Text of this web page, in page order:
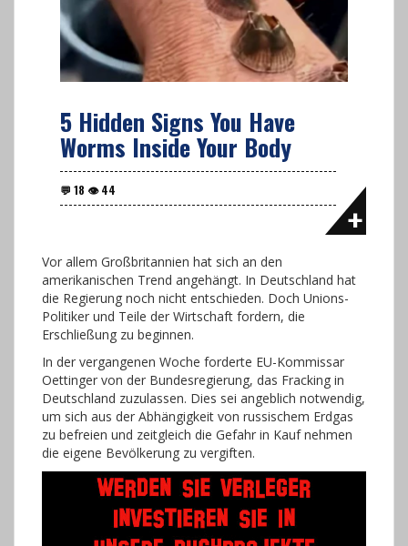
5 Hidden Signs You Have
Worms Inside Your Body
Vor allem Großbritannien hat sich an den
amerikanischen Trend angehängt. In Deutschland hat
die Regierung noch nicht entschieden. Doch Unions-
Politiker und Teile der Wirtschaft fordern, die
Erschließung zu beginnen.
In der vergangenen Woche forderte EU-Kommissar
Oettinger von der Bundesregierung, das Fracking in
Deutschland zuzulassen. Dies sei angeblich notwendig,
um sich aus der Abhängigkeit von russischem Erdgas
zu befreien und zeitgleich die Gefahr in Kauf nehmen
die eigene Bevölkerung zu vergiften.